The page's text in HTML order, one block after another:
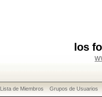
los
Lista de Miembros Grupos de Usuarios